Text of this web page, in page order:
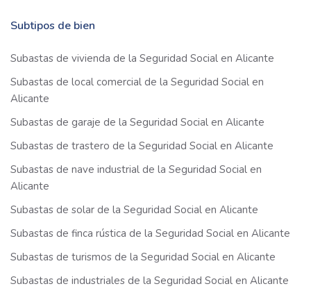
Subtipos de bien
Subastas de vivienda de la Seguridad Social en Alicante
Subastas de local comercial de la Seguridad Social en
Alicante
Subastas de garaje de la Seguridad Social en Alicante
Subastas de trastero de la Seguridad Social en Alicante
Subastas de nave industrial de la Seguridad Social en
Alicante
Subastas de solar de la Seguridad Social en Alicante
Subastas de finca rústica de la Seguridad Social en Alicante
Subastas de turismos de la Seguridad Social en Alicante
Subastas de industriales de la Seguridad Social en Alicante